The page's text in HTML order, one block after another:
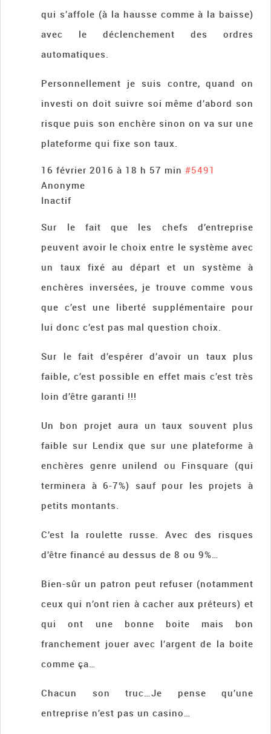
qui s’affole (à la hausse comme à la baisse)
avec le déclenchement des ordres
automatiques.
Personnellement je suis contre, quand on
investi on doit suivre soi même d’abord son
risque puis son enchère sinon on va sur une
plateforme qui fixe son taux.
16 février 2016 à 18 h 57 min #5491
Anonyme
Inactif
Sur le fait que les chefs d’entreprise
peuvent avoir le choix entre le système avec
un taux fixé au départ et un système à
enchères inversées, je trouve comme vous
que c’est une liberté supplémentaire pour
lui donc c’est pas mal question choix.
Sur le fait d’espérer d’avoir un taux plus
faible, c’est possible en effet mais c’est très
loin d’être garanti !!!
Un bon projet aura un taux souvent plus
faible sur Lendix que sur une plateforme à
enchères genre unilend ou Finsquare (qui
terminera à 6-7%) sauf pour les projets à
petits montants.
C’est la roulette russe. Avec des risques
d’être financé au dessus de 8 ou 9%…
Bien-sûr un patron peut refuser (notamment
ceux qui n’ont rien à cacher aux préteurs) et
qui ont une bonne boite mais bon
franchement jouer avec l’argent de la boite
comme ça…
Chacun son truc…Je pense qu’une
entreprise n’est pas un casino…